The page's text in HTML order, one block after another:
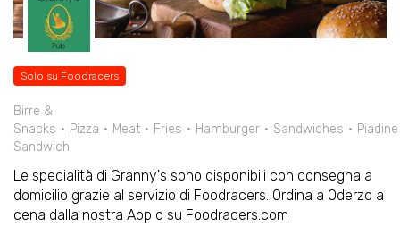
Solo su Foodracers
Birre &
Snacks
Pizza Meat Fries Hamburger Sandwiches
Piadine
Sandwich
Le specialità di Granny's sono disponibili con consegna a
domicilio grazie al servizio di Foodracers. Ordina a Oderzo a
cena dalla nostra App o su Foodracers.com